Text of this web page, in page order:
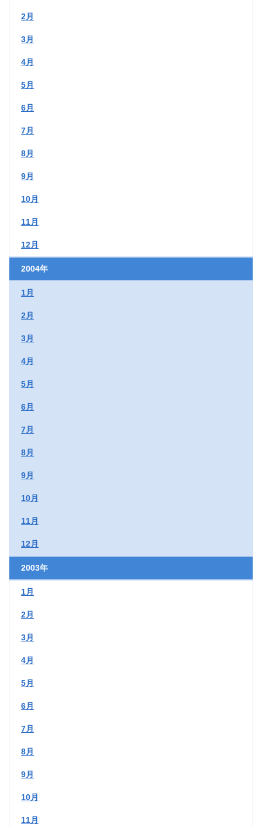
2月
3月
4月
5月
6月
7月
8月
9月
10月
11月
12月
2004年
1月
2月
3月
4月
5月
6月
7月
8月
9月
10月
11月
12月
2003年
1月
2月
3月
4月
5月
6月
7月
8月
9月
10月
11月